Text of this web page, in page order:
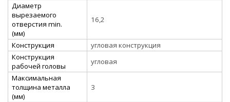
Диаметр
вырезаемого
отверстия min.
(мм)
16,2
Конструкция
угловая конструкция
Конструкция
рабочей головы
угловая
Максимальная
толщина металла
(мм)
3